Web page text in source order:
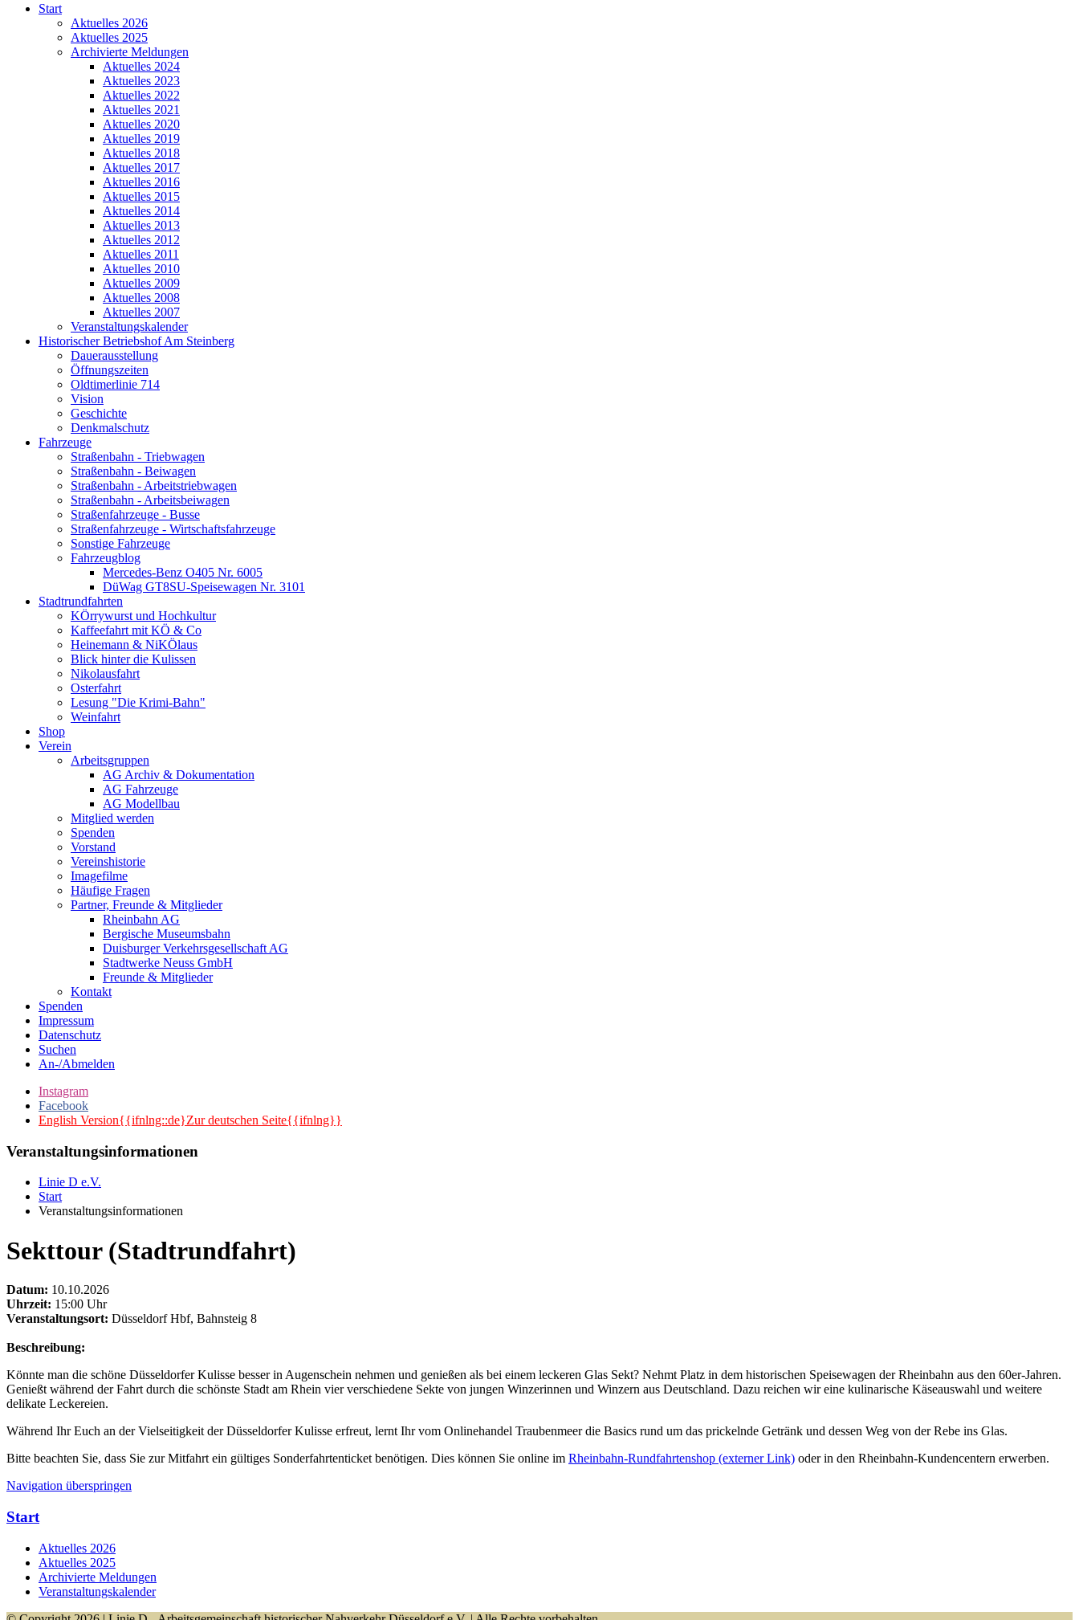
Start
Aktuelles 2026
Aktuelles 2025
Archivierte Meldungen
Aktuelles 2024
Aktuelles 2023
Aktuelles 2022
Aktuelles 2021
Aktuelles 2020
Aktuelles 2019
Aktuelles 2018
Aktuelles 2017
Aktuelles 2016
Aktuelles 2015
Aktuelles 2014
Aktuelles 2013
Aktuelles 2012
Aktuelles 2011
Aktuelles 2010
Aktuelles 2009
Aktuelles 2008
Aktuelles 2007
Veranstaltungskalender
Historischer Betriebshof Am Steinberg
Dauerausstellung
Öffnungszeiten
Oldtimerlinie 714
Vision
Geschichte
Denkmalschutz
Fahrzeuge
Straßenbahn - Triebwagen
Straßenbahn - Beiwagen
Straßenbahn - Arbeitstriebwagen
Straßenbahn - Arbeitsbeiwagen
Straßenfahrzeuge - Busse
Straßenfahrzeuge - Wirtschaftsfahrzeuge
Sonstige Fahrzeuge
Fahrzeugblog
Mercedes-Benz O405 Nr. 6005
DüWag GT8SU-Speisewagen Nr. 3101
Stadtrundfahrten
KÖrrywurst und Hochkultur
Kaffeefahrt mit KÖ & Co
Heinemann & NiKÖlaus
Blick hinter die Kulissen
Nikolausfahrt
Osterfahrt
Lesung "Die Krimi-Bahn"
Weinfahrt
Shop
Verein
Arbeitsgruppen
AG Archiv & Dokumentation
AG Fahrzeuge
AG Modellbau
Mitglied werden
Spenden
Vorstand
Vereinshistorie
Imagefilme
Häufige Fragen
Partner, Freunde & Mitglieder
Rheinbahn AG
Bergische Museumsbahn
Duisburger Verkehrsgesellschaft AG
Stadtwerke Neuss GmbH
Freunde & Mitglieder
Kontakt
Spenden
Impressum
Datenschutz
Suchen
An-/Abmelden
Instagram
Facebook
English Version{{ifnlng::de}Zur deutschen Seite{{ifnlng}}
Veranstaltungsinformationen
Linie D e.V.
Start
Veranstaltungsinformationen
Sekttour (Stadtrundfahrt)
Datum: 10.10.2026
Uhrzeit: 15:00 Uhr
Veranstaltungsort: Düsseldorf Hbf, Bahnsteig 8
Beschreibung:
Könnte man die schöne Düsseldorfer Kulisse besser in Augenschein nehmen und genießen als bei einem leckeren Glas Sekt? Nehmt Platz in dem historischen Speisewagen der Rheinbahn aus den 60er-Jahren.
Genießt während der Fahrt durch die schönste Stadt am Rhein vier verschiedene Sekte von jungen Winzerinnen und Winzern aus Deutschland. Dazu reichen wir eine kulinarische Käseauswahl und weitere
delikate Leckereien.
Während Ihr Euch an der Vielseitigkeit der Düsseldorfer Kulisse erfreut, lernt Ihr vom Onlinehandel Traubenmeer die Basics rund um das prickelnde Getränk und dessen Weg von der Rebe ins Glas.
Bitte beachten Sie, dass Sie zur Mitfahrt ein gültiges Sonderfahrtenticket benötigen. Dies können Sie online im Rheinbahn-Rundfahrtenshop (externer Link) oder in den Rheinbahn-Kundencentern erwerben.
Navigation überspringen
Start
Aktuelles 2026
Aktuelles 2025
Archivierte Meldungen
Veranstaltungskalender